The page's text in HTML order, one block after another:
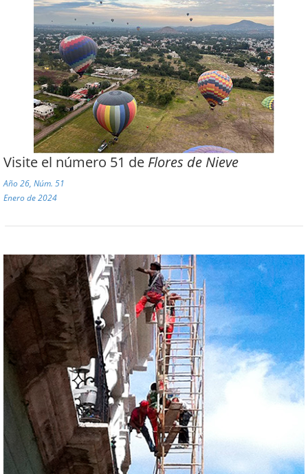
Visite el número 51 de Flores de Nieve
Año 26, Núm. 51
Enero de 2024